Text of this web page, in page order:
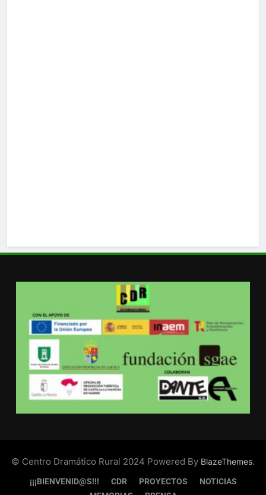
© Centro Dramático Rural 2024 Powered By BlazeThemes.
¡¡¡BIENVENID@S!!! CDR PROYECTOS
NOTICIAS